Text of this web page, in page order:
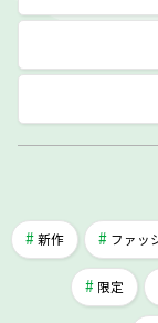
新作 ファッ
限定